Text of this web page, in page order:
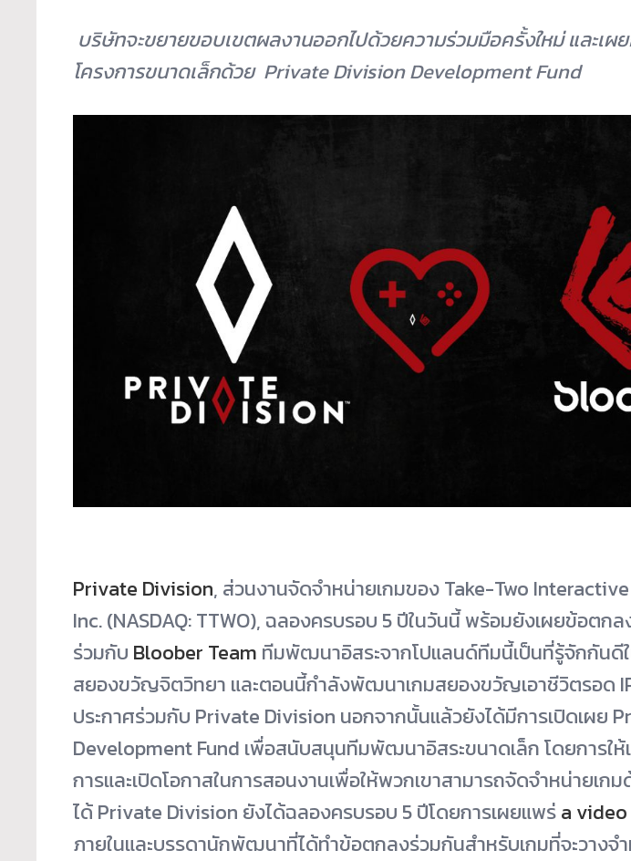
บริษัทจะขยายขอบเขตผลงานออกไปด้วยความร่วมมือครั้งใหม่ และเผ
โครงการขนาดเล็กด้วย Private Division Development Fund
Private Division, ส่วนงานจัดจำหน่ายเกมของ Take-Two
Inc. (NASDAQ: TTWO), ฉลองครบรอบ 5 ปีในวันนี้ พร้อมยังเผยข้อตก
ร่วมกับ Bloober Team ทีมพัฒนาอิสระจากโปแลนด์ทีมนี้เป็นที่รู้จักกันดี
สยองขวัญจิตวิทยา และตอนนี้กำลังพัฒนาเกมสยองขวัญเอาชีวิตรอด
ประกาศร่วมกับ Private Division นอกจากนั้นแล้วยังได้มีการเปิดเผย
Development Fund เพื่อสนับสนุนทีมพัฒนาอิสระขนาดเล็ก โดยการใ
การและเปิดโอกาสในการสอนงานเพื่อให้พวกเขาสามารถจัดจำหน่ายเกม
ได้Private Division ยังได้ฉลองครบรอบ 5 ปีโดยการเผยแพร่a video
ภายในและบรรดานักพัฒนาที่ได้ทำข้อตกลงร่วมกันสำหรับเกมที่จะวางจ